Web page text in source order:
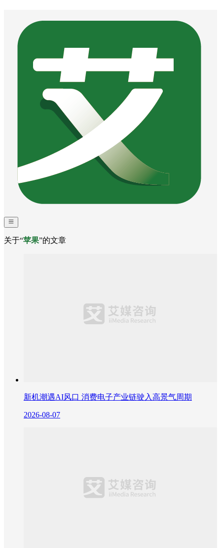
关于“苹果”的文章
新机潮遇AI风口 消费电子产业链驶入高景气周期
2026-08-07